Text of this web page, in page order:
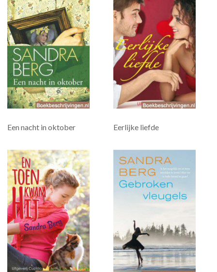
Een nacht in oktober Eerlijke liefde